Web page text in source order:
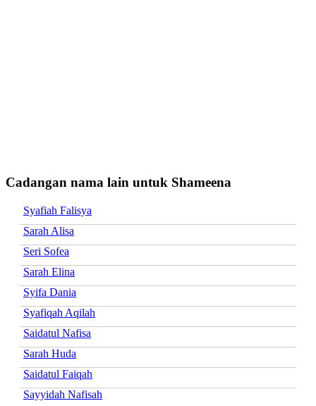
Cadangan nama lain untuk Shameena
Syafiah Falisya
Sarah Alisa
Seri Sofea
Sarah Elina
Syifa Dania
Syafiqah Aqilah
Saidatul Nafisa
Sarah Huda
Saidatul Faiqah
Sayyidah Nafisah